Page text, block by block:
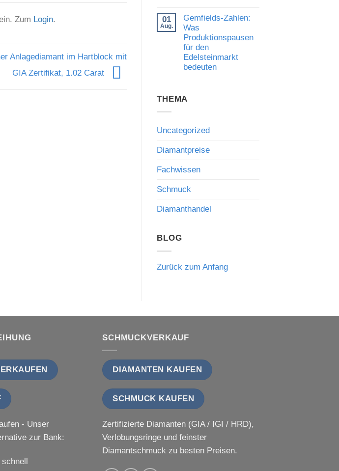
Zum Login.
Anlagediamant im Hartblock mit
GIA Zertifikat, 1.02 Carat
zu
Strategische
Führung
im
Diamant-
und
Schmuckhandel:
Was
und
01
Aug.
Gemfields-Zahlen:
Was
Produktionspausen
für den
Edelsteinmarkt
bedeuten
Gemfields-
den
bedeuten
THEMA
Uncategorized
Diamantpreise
Fachwissen
Schmuck
Diamanthandel
BLOG
Zurück zum Anfang
- Unser
zur Bank:
SCHMUCKVERKAUF
DIAMANTEN KAUFEN
SCHMUCK KAUFEN
Zertifizierte Diamanten (GIA / IGI / HRD),
Verlobungsringe und feinster
Diamantschmuck zu besten Preisen.